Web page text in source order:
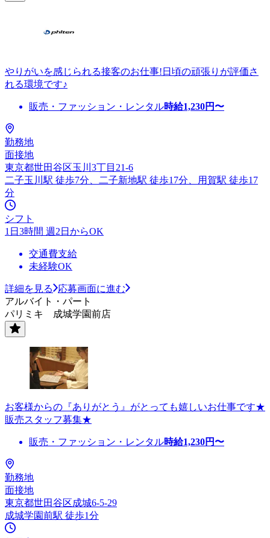
やりがいを感じられる接客のお仕事!日頃の頑張りが評価さ
れる環境です♪
販売・ファッション・レンタル時給1,230円〜
勤務地
面接地
東京都世田谷区玉川3丁目21-6
二子玉川駅 徒歩7分、二子新地駅 徒歩17分、用賀駅 徒歩17
分
シフト
1日3時間 週2日からOK
交通費支給
未経験OK
詳細を見る
応募画面に進む
アルバイト・パート
パリミキ 成城学園前店
お客様からの『ありがとう』がとっても嬉しいお仕事です★
販売スタッフ募集★
販売・ファッション・レンタル時給1,230円〜
勤務地
面接地
東京都世田谷区成城6-5-29
成城学園前駅 徒歩1分